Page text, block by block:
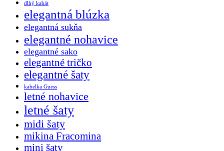
dlhý kabát
elegantná blúzka
elegantná sukňa
elegantné nohavice
elegantné sako
elegantné tričko
elegantné šaty
kabelka Guess
letné nohavice
letné šaty
midi šaty
mikina Fracomina
mini šaty